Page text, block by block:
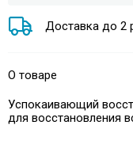
Доставка до 2
О товаре
Успокаивающий
для восстановления